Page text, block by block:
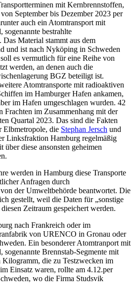
mit Kernbrennstoffen,
September bis Dezember 2023 per
auch ein Atomtransport mit
bestrahlte
Das Material stammt aus dem
und ist nach Nyköping in Schweden
es vermutlich für eine Reihe von
werden, an denen auch die
BGZ beteiligt ist.
Atomtransporte mit radioaktiven
im Hamburger Hafen ankamen,
im Hafen umgeschlagen wurden. 42
Frachten im Zusammenhang mit der
Quartal 2023. Das sind die Fakten
Elbmetropole, die Stephan Jersch und
Linksfraktion Hamburg regelmäßig
diese ansonsten geheimen
werden in Hamburg diese Transporte
Anfragen durch
der Umweltbehörde beantwortet. Die
gestellt, weil die Daten für „sonstige
Zeitraum gespeichert werden.
nach Frankreich oder im
von URENCO in Gronau oder
Ein besonderer Atomtranport mit
Brennstab-Segmente mit
die zu Testzwecken im
Einsatz waren, rollte am 4.12.per
wo die Firma Studsvik